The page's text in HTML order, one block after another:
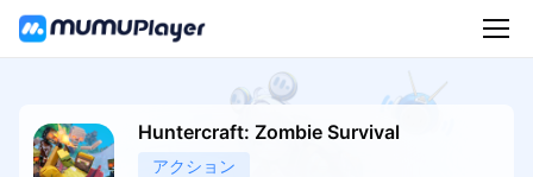
Huntercraft: Zombie Survival
アクション